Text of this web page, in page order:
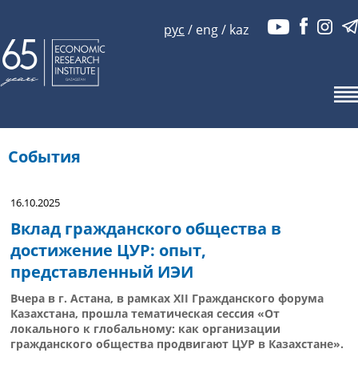
рус / eng/ kaz
События
16.10.2025
Вклад гражданского общества в
достижение ЦУР: опыт,
представленный ИЭИ
Вчера в г. Астана, в рамках XII Гражданского форума
Казахстана, прошла тематическая сессия «От
локального к глобальному: как организации
гражданского общества продвигают ЦУР в Казахстане».